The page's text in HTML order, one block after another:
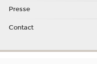
Presse
Contact